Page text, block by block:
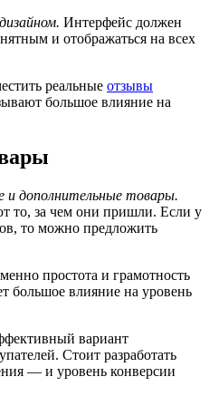
Интерфейс должен
и отображаться на всех
реальные отзывы
большое влияние на
дополнительные товары.
то, за чем они пришли. Если у
то можно предложить
простота и грамотность
большое влияние на уровень
вариант
Стоит разработать
— и уровень конверсии